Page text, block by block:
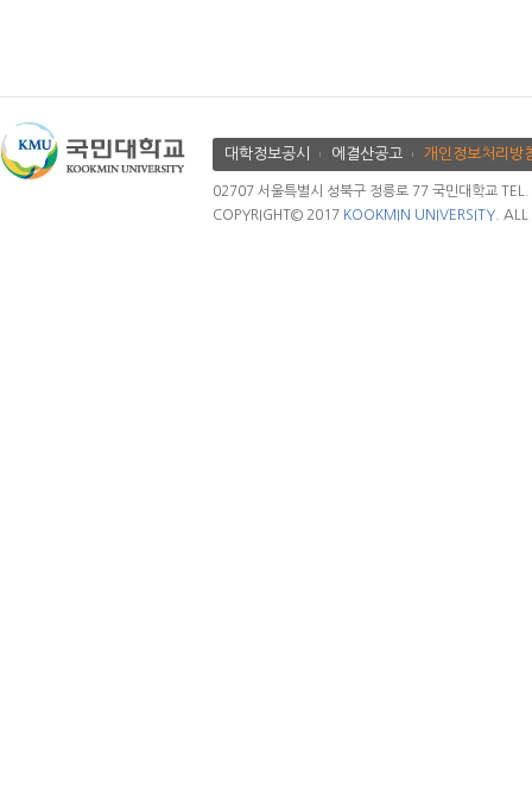
대학정보공시 에결산공고 개인정보처리방
02707 서울특별시 성북구 정릉로 77 국민대학교
COPYRIGHT© 2017 KOOKMIN UNIVERSITY. ALL